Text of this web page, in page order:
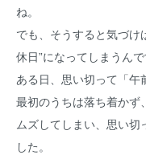
ね。
でも、そうすると気づけ
休日”になってしまうんで
ある日、思い切って「午
最初のうちは落ち着かず
ムズしてしまい、思い切
した。